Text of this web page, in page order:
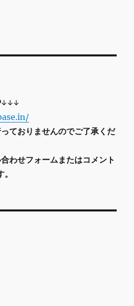
ておりませんのでご了承くだ
わせフォームまたはコメント